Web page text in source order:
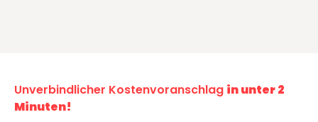
Unverbindlicher Kostenvoranschlag in unter 2
Minuten!